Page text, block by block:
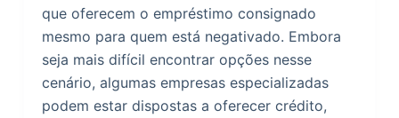
que oferecem o empréstimo consignado
mesmo para quem está negativado. Embora
seja mais difícil encontrar opções nesse
cenário, algumas empresas especializadas
podem estar dispostas a oferecer crédito,